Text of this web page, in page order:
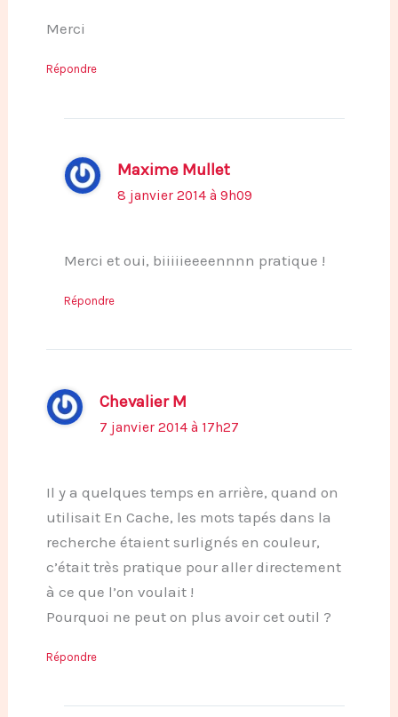
Merci
Répondre
Maxime Mullet
8 janvier 2014 à 9h09
Merci et oui, biiiiieeeennnn pratique !
Répondre
Chevalier M
7 janvier 2014 à 17h27
Il y a quelques temps en arrière, quand on
utilisait En Cache, les mots tapés dans la
recherche étaient surlignés en couleur,
c’était très pratique pour aller directement
à ce que l’on voulait !
Pourquoi ne peut on plus avoir cet outil ?
Répondre